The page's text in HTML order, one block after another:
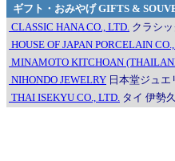
ギフト・おみやげ GIFTS &
CLASSIC HANA CO., LTD. クラシ
HOUSE OF JAPAN PORCELAIN
MINAMOTO KITCHOAN
NIHONDO JEWELRY 日本堂ジュエ
THAI ISEKYU CO., LTD. タイ 伊勢